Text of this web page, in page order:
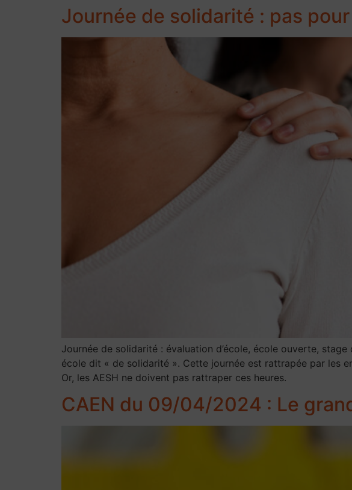
Journée de solidarité : pas pour
Journée de solidarité : évaluation d’école, école ouverte,
école dit « de solidarité ». Cette journée est rattrapée par les
Or, les AESH ne doivent pas rattraper ces heures.
CAEN du 09/04/2024 : Le